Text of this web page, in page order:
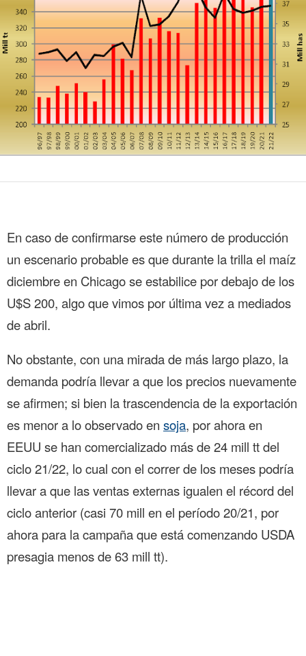
En caso de confirmarse este número de producción
un escenario probable es que durante la trilla el maíz
diciembre en Chicago se estabilice por debajo de los
U$S 200, algo que vimos por última vez a mediados
de abril.
No obstante, con una mirada de más largo plazo, la
demanda podría llevar a que los precios nuevamente
se afirmen; si bien la trascendencia de la exportación
es menor a lo observado en soja, por ahora en
EEUU se han comercializado más de 24 mill tt del
ciclo 21/22, lo cual con el correr de los meses podría
llevar a que las ventas externas igualen el récord del
ciclo anterior (casi 70 mill en el período 20/21, por
ahora para la campaña que está comenzando USDA
presagia menos de 63 mill tt).